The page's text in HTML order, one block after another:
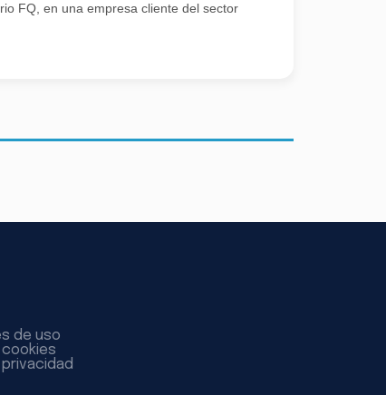
FQ, en una empresa cliente del sector
de uso